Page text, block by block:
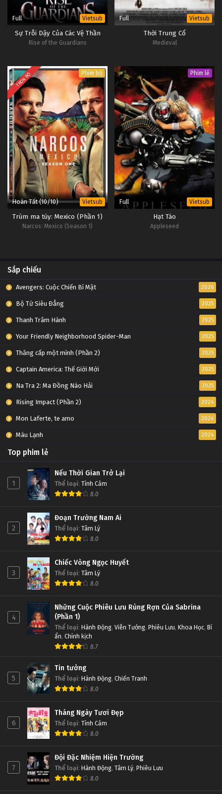
Full Vietsub
Sự Trỗi Dậy Của Các Vệ Thần
Rise of the Guardians
Full Vietsub
Thời Trung Cổ
Medieval
TRỌN BỘ Phim bộ
Hoàn Tất (10/10) Vietsub
Trùm ma túy: Mexico (Phần 1)
Narcos: Mexico (Season 1)
Phim lẻ
Full Vietsub
Hạt Táo
Appleseed
Sắp chiếu
Avengers: Cuộc Chiến Bí Mật 2026
Bộ Tứ Siêu Đẳng 2025
Thanh Trâm Hành 2025
Your Friendly Neighborhood Spider-Man 2025
Thăng cấp một mình (Phần 2) 2025
Captain America: Thế Giới Mới 2025
Na Tra 2: Ma Đồng Náo Hải 2025
Rising Impact (Phần 2) 2024
Mon Laferte, te amo 2024
Máu Lạnh 2024
Top phim lẻ
1
Nếu Thời Gian Trở Lại
Thể loại: Tình Cảm
8.0
2
Đoạn Trường Nam Ai
Thể loại: Tâm Lý
8.0
3
Chiếc Vòng Ngọc Huyết
Thể loại: Tâm Lý
8.0
4
Những Cuộc Phiêu Lưu Rùng Rợn Của Sabrina
(Phần 1)
Thể loại: Hành Động, Viễn Tưởng, Phiêu Lưu, Khoa Học, Bí
ẩn, Chính kịch
8.7
5
Tin tưởng
Thể loại: Hành Động, Chiến Tranh
8.0
6
Tháng Ngày Tươi Đẹp
Thể loại: Tình Cảm
8.0
7
Đội Đặc Nhiệm Hiện Trường
Thể loại: Hành Động, Tâm Lý, Phiêu Lưu
8.0